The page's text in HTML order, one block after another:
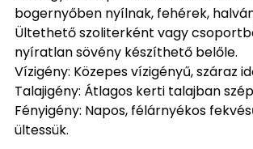
bogernyőben nyílnak, fehérek,
Ültethető szoliterként vagy
nyíratlan sövény készíthető belőle.
Vízigény: Közepes vízigényű, száraz
Talajigény: Átlagos kerti talajban
Fényigény: Napos, félárnyékos
ültessük.